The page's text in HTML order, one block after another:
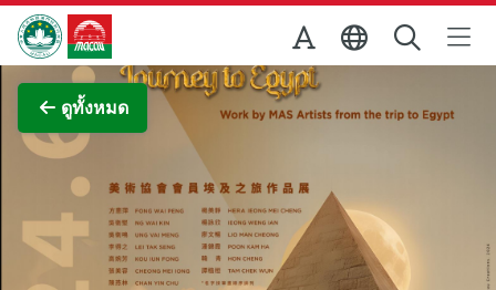
Skip to Main Content
สำนักงานการท่องเที่ยวของรัฐบาลมาเก๊า
ดูทั้งหมด
ภาพขยาย